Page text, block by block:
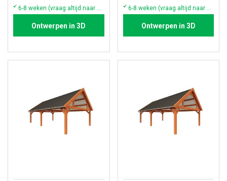
Ontwerpen in 3D Ontwerpen in 3D